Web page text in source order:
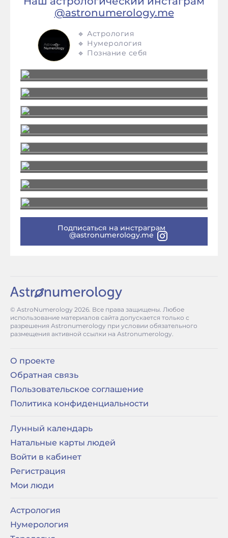
@astronumerology.me
🔹 Астрология
🔹 Нумерология
🔹 Познание себя
Подписаться на инстраграм
@astronumerology.me
© AstroNumerology 2026. Все права защищены. Любое
использование материалов сайта допускается только с
разрешения Astronumerology при условии обязательного
размещения активной ссылки на Astronumerology.
О проекте
Обратная связь
Пользовательское соглашение
Политика конфиденциальности
Лунный календарь
Натальные карты людей
Войти в кабинет
Регистрация
Мои люди
Астрология
Нумерология